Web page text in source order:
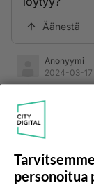
Äänestä
Anonyymi
2024-03-17
Vanhoilla
näillä
Anonyymi
personoitua